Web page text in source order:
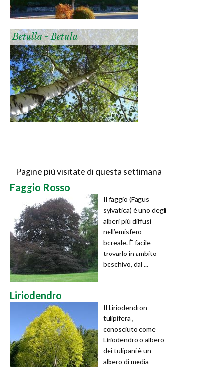
Betulla - Betula
Pagine più visitate di questa settimana
Faggio Rosso
Il faggio (Fagus
sylvatica) è uno degli
alberi più diffusi
nell’emisfero
boreale. È facile
trovarlo in ambito
boschivo, dal ...
Liriodendro
Il Liriodendron
tulipifera ,
conosciuto come
Liriodendro o albero
dei tulipani è un
albero di media